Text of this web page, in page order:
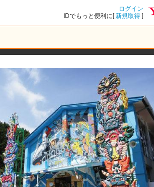
ログイン
IDでもっと便利に[新規取得 ]